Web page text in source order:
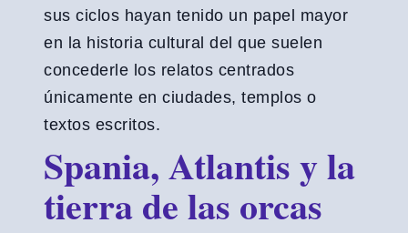
sus ciclos hayan tenido un papel mayor
en la historia cultural del que suelen
concederle los relatos centrados
únicamente en ciudades, templos o
textos escritos.
Spania, Atlantis y la
tierra de las orcas